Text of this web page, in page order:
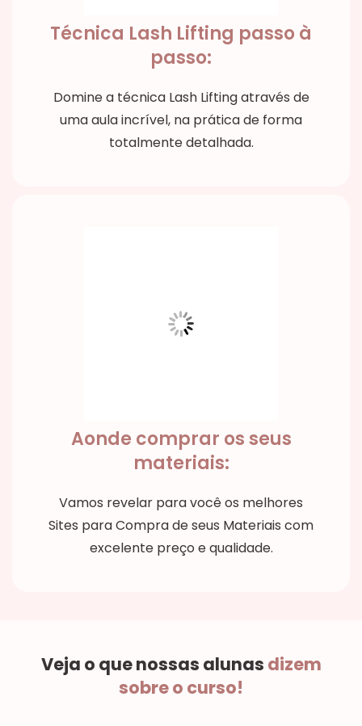
Técnica Lash Lifting passo à
passo:
Domine a técnica Lash Lifting através de
uma aula incrível, na prática de forma
totalmente detalhada.
Aonde comprar os seus
materiais:
Vamos revelar para você os melhores
Sites para Compra de seus Materiais com
excelente preço e qualidade.
Veja o que nossas alunas dizem
sobre o curso!